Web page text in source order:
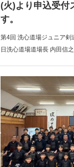
(火)より申込受付
す。
第4回 洗心道場ジュニア
日洗心道場道場長 内田信